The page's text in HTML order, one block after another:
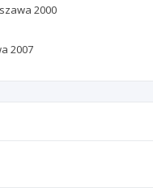
2000
2007